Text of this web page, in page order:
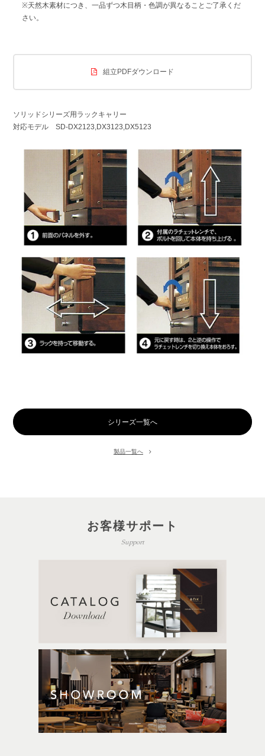
※天然木素材につき、一品ずつ木目柄・色調が異なることご了承くだ
さい。
組立PDFダウンロード
ソリッドシリーズ用ラックキャリー
対応モデル SD-DX2123,DX3123,DX5123
シリーズ一覧へ
製品一覧へ
お客様サポート
Support